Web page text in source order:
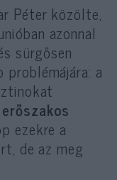
Péter közölte,
azonnal
sürgősen
a
erőszakos
ezekre a
de az meg